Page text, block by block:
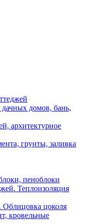
дачных домов, бань,
архитектурное
грунты, заливка
пеноблоки
Теплоизоляция
Облицовка цоколя
кровельные